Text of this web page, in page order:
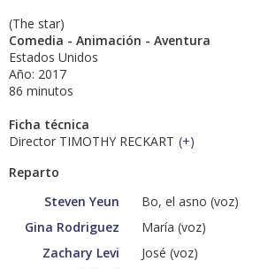
(The star)
Comedia - Animación - Aventura
Estados Unidos
Año: 2017
86 minutos
Ficha técnica
Director TIMOTHY RECKART (+)
Reparto
Steven Yeun
Bo, el asno (voz)
Gina Rodriguez
María (voz)
Zachary Levi
José (voz)